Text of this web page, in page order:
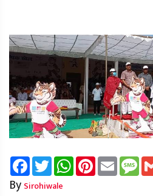
FacebookTwitterWhatsAppPinterest
Email
By Sirohiwale